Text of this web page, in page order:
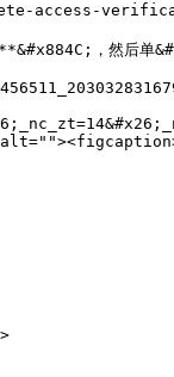
access-
，然后单